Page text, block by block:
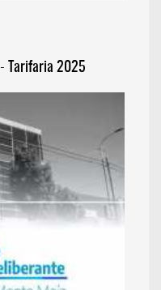
Tarifaria 2025